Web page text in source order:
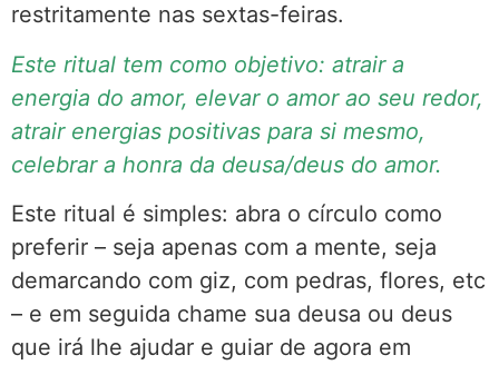
restritamente nas sextas-feiras.
Este ritual tem como objetivo: atrair a
energia do amor, elevar o amor ao seu redor,
atrair energias positivas para si mesmo,
celebrar a honra da deusa/deus do amor.
Este ritual é simples: abra o círculo como
preferir – seja apenas com a mente, seja
demarcando com giz, com pedras, flores, etc
– e em seguida chame sua deusa ou deus
que irá lhe ajudar e guiar de agora em